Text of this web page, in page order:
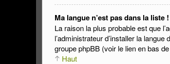
Ma langue n’est pas dans la liste !
La raison la plus probable est que
l’administrateur d’installer la
groupe phpBB (voir le lien en bas
Haut